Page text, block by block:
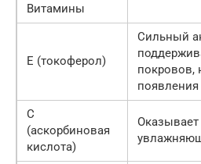
Витамины
Е (токоферол)
Сильный
покровов,
С
(аскорбиновая
кислота)